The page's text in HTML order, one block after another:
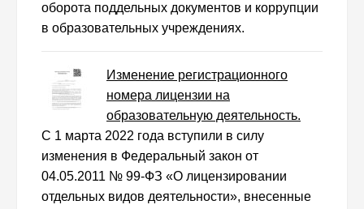
оборота поддельных документов и коррупции
в образовательных учреждениях.
Изменение регистрационного
номера лицензии на
образовательную деятельность.
С 1 марта 2022 года вступили в силу
изменения в Федеральный закон от
04.05.2011 № 99-ФЗ «О лицензировании
отдельных видов деятельности», внесенные